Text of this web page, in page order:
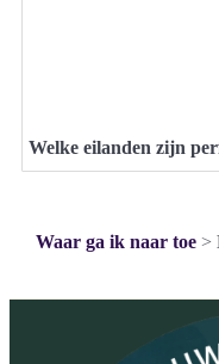
Welke eilanden zijn
Waar ga ik naar toe >